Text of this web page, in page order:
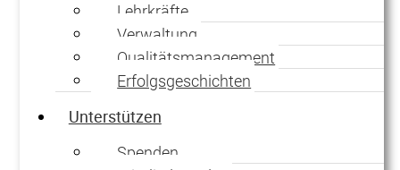
Lehrkräfte
Verwaltung
Qualitätsmanagement
Erfolgsgeschichten
Unterstützen
Spenden